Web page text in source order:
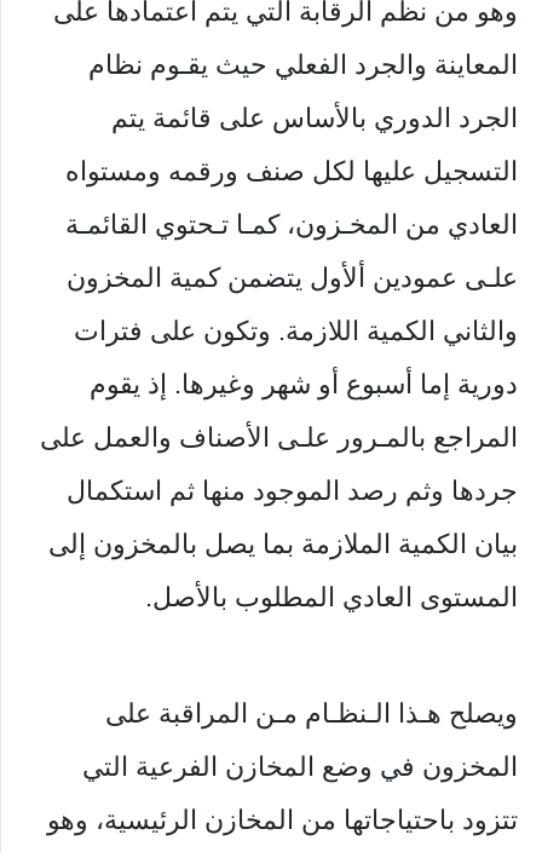
وهو من نظم الرقابة التي يتم اعتمادها على
المعاينة والجرد الفعلي حيث يقـوم نظام
الجرد الدوري بالأساس على قائمة يتم
التسجيل عليها لكل صنف ورقمه ومستواه
العادي من المخـزون، كمـا تـحتوي القائمـة
علـى عمودين ألأول يتضمن كمية المخزون
والثاني الكمية اللازمة. وتكون على فترات
دورية إما أسبوع أو شهر وغيرها. إذ يقوم
المراجع بالمـرور علـى الأصناف والعمل على
جردها وثم رصد الموجود منها ثم استكمال
بيان الكمية الملازمة بما يصل بالمخزون إلى
المستوى العادي المطلوب بالأصل.
ويصلح هـذا الـنظـام مـن المراقبة على
المخزون في وضع المخازن الفرعية التي
تتزود باحتياجاتها من المخازن الرئيسية، وهو